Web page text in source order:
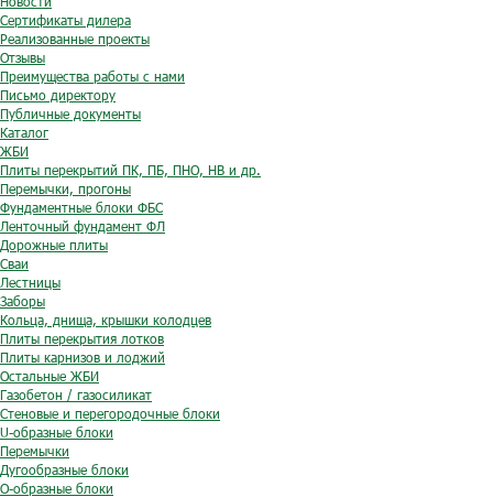
Сертификаты дилера
Реализованные проекты
Отзывы
Преимущества работы с нами
Письмо директору
Публичные документы
Каталог
ЖБИ
Плиты перекрытий ПК, ПБ, ПНО, НВ и др.
Перемычки, прогоны
Фундаментные блоки ФБС
Ленточный фундамент ФЛ
Дорожные плиты
Сваи
Лестницы
Заборы
Кольца, днища, крышки колодцев
Плиты перекрытия лотков
Плиты карнизов и лоджий
Остальные ЖБИ
Газобетон / газосиликат
Стеновые и перегородочные блоки
U-образные блоки
Перемычки
Дугообразные блоки
O-образные блоки